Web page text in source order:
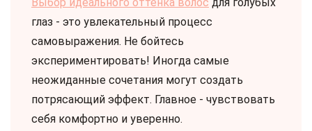
глаз - это увлекательный процесс
самовыражения. Не бойтесь
экспериментировать! Иногда самые
неожиданные сочетания могут создать
потрясающий эффект. Главное - чувствовать
себя комфортно и уверенно.